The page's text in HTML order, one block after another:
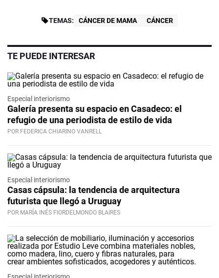
TEMAS: CÁNCER DE MAMA CÁNCER
TE PUEDE INTERESAR
Especial interiorismo
Galería presenta su espacio en Casadeco: el
refugio de una periodista de estilo de vida
POR FEDERICA CHIARINO VANRELL
Especial interiorismo
Casas cápsula: la tendencia de arquitectura
futurista que llegó a Uruguay
POR MARÍA INÉS FIORDELMONDO BLAIRES